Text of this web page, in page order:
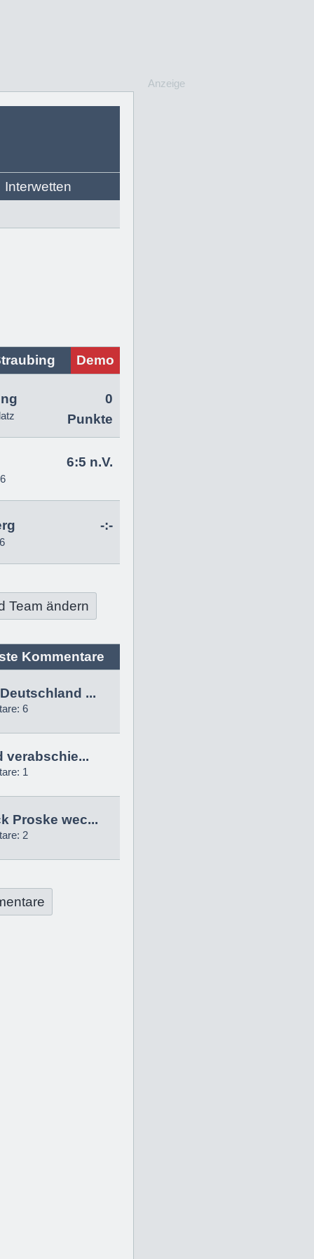
Interwetten
Anzeige
Demo
0
Punkte
6:5 n.V.
-:-
Team ändern
Kommentare
...
6
verabschie...
1
Proske wec...
2